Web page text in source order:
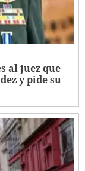
al juez que
y pide su